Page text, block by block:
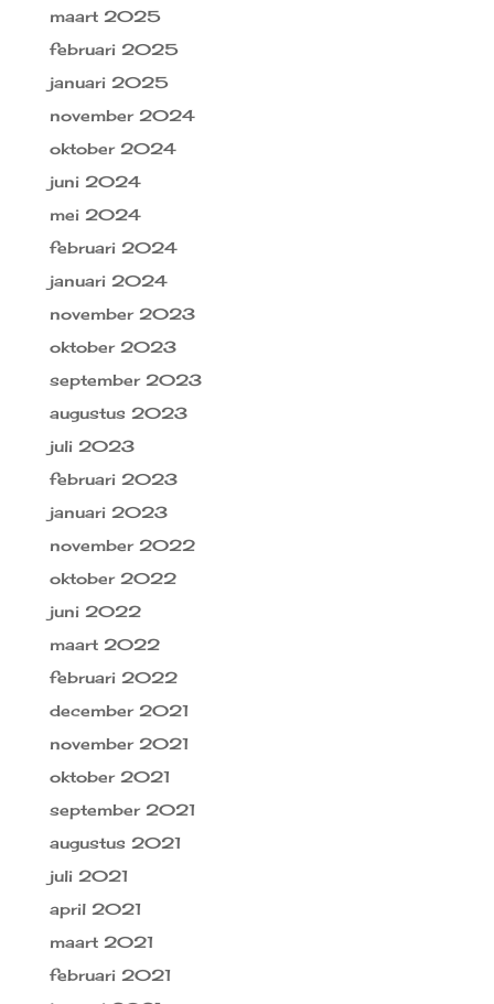
maart 2025
februari 2025
januari 2025
november 2024
oktober 2024
juni 2024
mei 2024
februari 2024
januari 2024
november 2023
oktober 2023
september 2023
augustus 2023
juli 2023
februari 2023
januari 2023
november 2022
oktober 2022
juni 2022
maart 2022
februari 2022
december 2021
november 2021
oktober 2021
september 2021
augustus 2021
juli 2021
april 2021
maart 2021
februari 2021